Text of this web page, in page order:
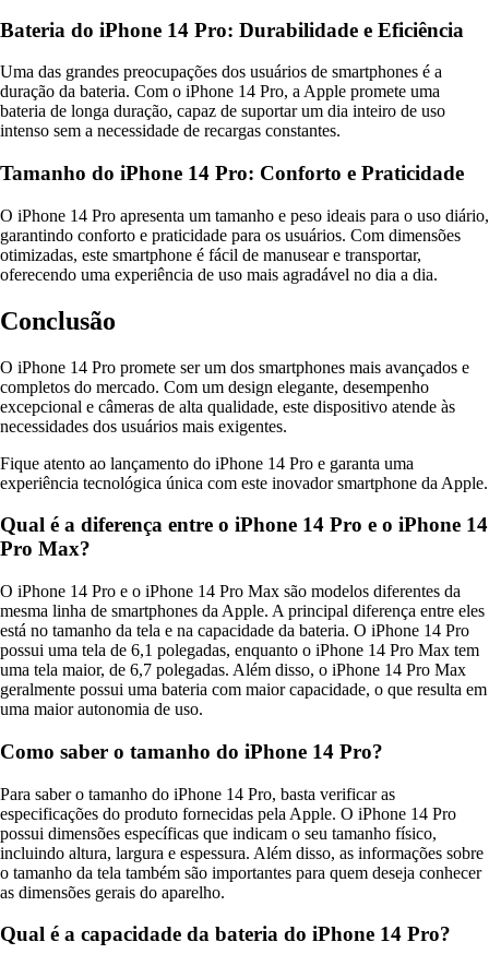
Bateria do iPhone 14 Pro: Durabilidade e Eficiência
Uma das grandes preocupações dos usuários de smartphones é a
duração da bateria. Com o iPhone 14 Pro, a Apple promete uma
bateria de longa duração, capaz de suportar um dia inteiro de uso
intenso sem a necessidade de recargas constantes.
Tamanho do iPhone 14 Pro: Conforto e Praticidade
O iPhone 14 Pro apresenta um tamanho e peso ideais para o uso diário,
garantindo conforto e praticidade para os usuários. Com dimensões
otimizadas, este smartphone é fácil de manusear e transportar,
oferecendo uma experiência de uso mais agradável no dia a dia.
Conclusão
O iPhone 14 Pro promete ser um dos smartphones mais avançados e
completos do mercado. Com um design elegante, desempenho
excepcional e câmeras de alta qualidade, este dispositivo atende às
necessidades dos usuários mais exigentes.
Fique atento ao lançamento do iPhone 14 Pro e garanta uma
experiência tecnológica única com este inovador smartphone da Apple.
Qual é a diferença entre o iPhone 14 Pro e o iPhone 14
Pro Max?
O iPhone 14 Pro e o iPhone 14 Pro Max são modelos diferentes da
mesma linha de smartphones da Apple. A principal diferença entre eles
está no tamanho da tela e na capacidade da bateria. O iPhone 14 Pro
possui uma tela de 6,1 polegadas, enquanto o iPhone 14 Pro Max tem
uma tela maior, de 6,7 polegadas. Além disso, o iPhone 14 Pro Max
geralmente possui uma bateria com maior capacidade, o que resulta em
uma maior autonomia de uso.
Como saber o tamanho do iPhone 14 Pro?
Para saber o tamanho do iPhone 14 Pro, basta verificar as
especificações do produto fornecidas pela Apple. O iPhone 14 Pro
possui dimensões específicas que indicam o seu tamanho físico,
incluindo altura, largura e espessura. Além disso, as informações sobre
o tamanho da tela também são importantes para quem deseja conhecer
as dimensões gerais do aparelho.
Qual é a capacidade da bateria do iPhone 14 Pro?